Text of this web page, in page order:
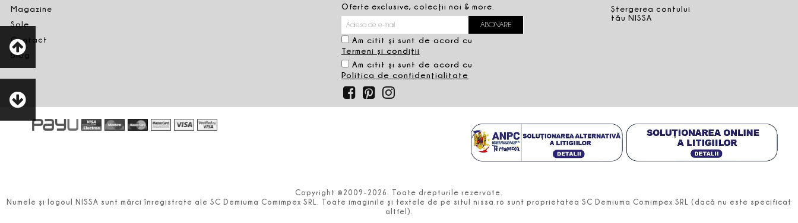
Magazine
Sale
Contact
Blog
Oferte exclusive, colecţii noi & more.
Am citit şi sunt de acord cu
Termeni şi condiţii
Am citit şi sunt de acord cu
Politica de confidenţialitate
Ștergerea contului
tău NISSA
Copyright ©2009-2026. Toate drepturile rezervate.
Numele şi logoul NISSA sunt mărci înregistrate ale SC Demiuma Comimpex SRL. Toate imaginile şi textele de pe situl nissa.ro sunt proprietatea SC Demiuma Comimpex SRL (dacă nu este specificat
altfel).